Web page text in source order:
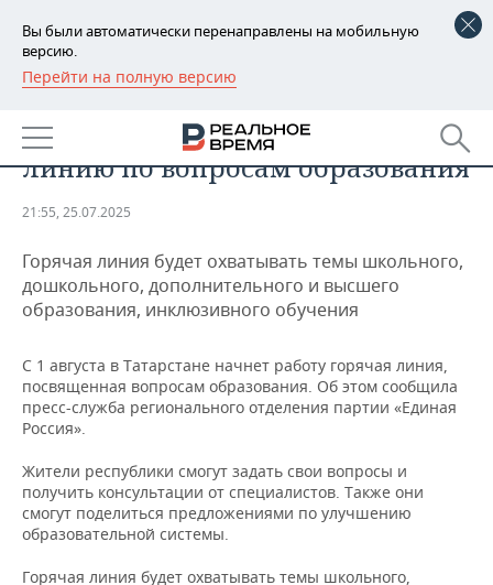
Вы были автоматически перенаправлены на мобильную
версию.
Перейти на полную версию
РЕГИОНЫ
БАШКОРТОСТАН
ТАТАРСТАН
НОВОСТИ
АНАЛИТИКА
ДЕКЛАРАЦИИ О ДОХОДАХ
ВУЗЫ ТАТАРСТАНА
КОМУ ПРИНАДЛЕЖАТ
ТАТАРСТАНА
НОВОСТИ ЭКОНОМИКИ
БАНКИ
БЮДЖЕТ
ИНВЕСТИЦИИ
ПРОМЫШЛЕННОСТЬ
АГРОПРОМ
НЕФТЕХИМИЯ
НОВОСТИ НЕДВИЖИМОСТИ
АВТО
НОВОСТИ АВТО
БИЗНЕС
НОВОСТИ БИЗНЕСА
РОЗНИЧНАЯ ТОРГОВЛЯ
ТЕХНОЛОГИИ
НОВОСТИ ТЕХНОЛОГИЙ
МЕРОПРИЯТИЯ
В Татарстане запустят горячую
линию по вопросам образования
21:55, 25.07.2025
Горячая линия будет охватывать темы школьного,
дошкольного, дополнительного и высшего
образования, инклюзивного обучения
С 1 августа в Татарстане начнет работу горячая линия,
посвященная вопросам образования. Об этом сообщила
пресс-служба регионального отделения партии «Единая
Россия».
Жители республики смогут задать свои вопросы и
получить консультации от специалистов. Также они
смогут поделиться предложениями по улучшению
образовательной системы.
Горячая линия будет охватывать темы школьного,